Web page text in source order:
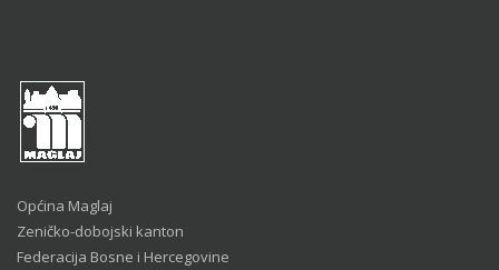
Općina Maglaj
Zeničko-dobojski kanton
Federacija Bosne i Hercegovine